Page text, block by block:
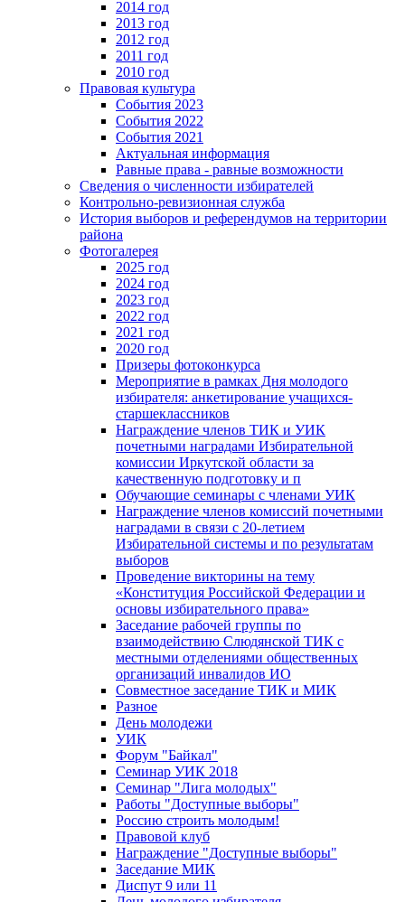
2014 год
2013 год
2012 год
2011 год
2010 год
Правовая культура
События 2023
События 2022
События 2021
Актуальная информация
Равные права - равные возможности
Сведения о численности избирателей
Контрольно-ревизионная служба
История выборов и референдумов на территории
района
Фотогалерея
2025 год
2024 год
2023 год
2022 год
2021 год
2020 год
Призеры фотоконкурса
Мероприятие в рамках Дня молодого
избирателя: анкетирование учащихся-
старшеклассников
Награждение членов ТИК и УИК
почетными наградами Избирательной
комиссии Иркутской области за
качественную подготовку и п
Обучающие семинары с членами УИК
Награждение членов комиссий почетными
наградами в связи с 20-летием
Избирательной системы и по результатам
выборов
Проведение викторины на тему
«Конституция Российской Федерации и
основы избирательного права»
Заседание рабочей группы по
взаимодействию Слюдянской ТИК с
местными отделениями общественных
организаций инвалидов ИО
Совместное заседание ТИК и МИК
Разное
День молодежи
УИК
Форум "Байкал"
Семинар УИК 2018
Семинар "Лига молодых"
Работы "Доступные выборы"
Россию строить молодым!
Правовой клуб
Награждение "Доступные выборы"
Заседание МИК
Диспут 9 или 11